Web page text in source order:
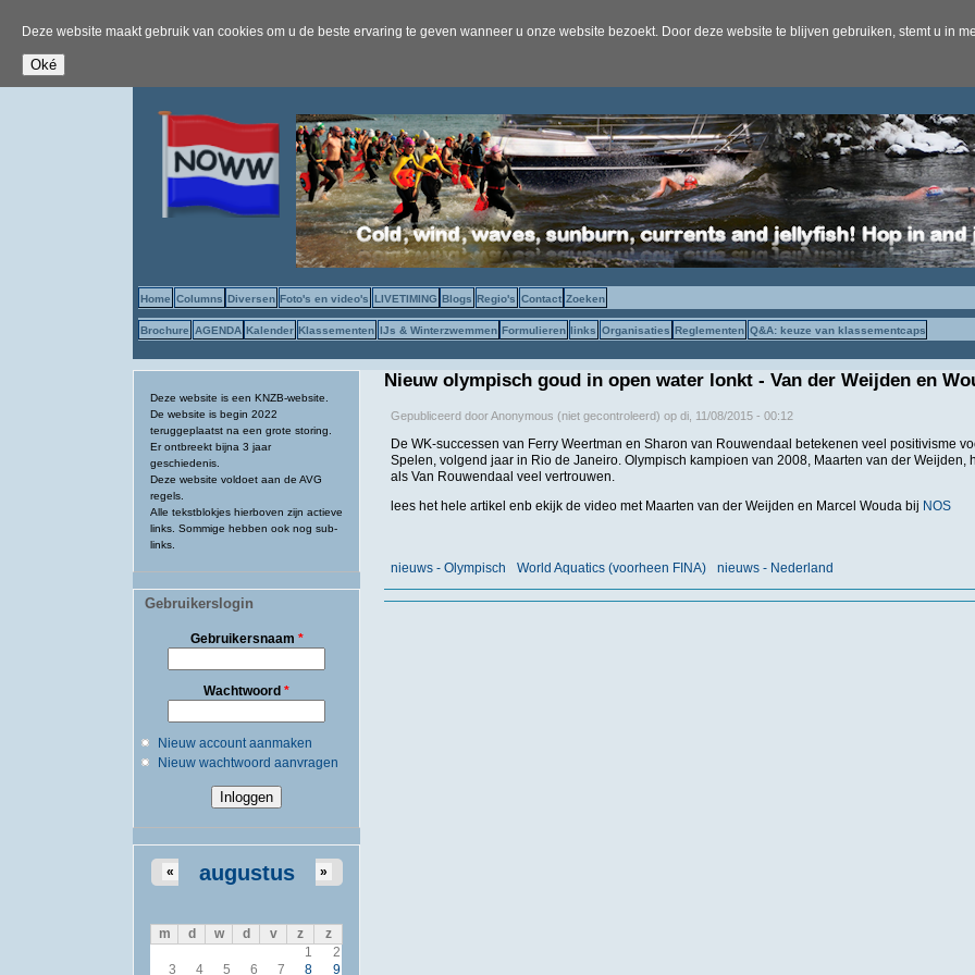
Deze website maakt gebruik van cookies om u de beste ervaring te geven wanneer u onze website bezoekt. Door deze website te blijven gebruiken, stemt u in
Home Columns Diversen Foto's en video's LIVETIMING Blogs Regio's Contact Zoeken
Brochure AGENDA Kalender Klassementen IJs & Winterzwemmen Formulieren links Organisaties Reglementen Q&A: keuze van klassementcaps
Deze website is een KNZB-website.
De website is begin 2022
teruggeplaatst na een grote storing.
Er ontbreekt bijna 3 jaar
geschiedenis.
Deze website voldoet aan de AVG
regels.
Alle tekstblokjes hierboven zijn actieve
links. Sommige hebben ook nog sub-
links.
Gebruikerslogin
Gebruikersnaam *
Wachtwoord *
Nieuw account aanmaken
Nieuw wachtwoord aanvragen
augustus
« »
m d w d v z
z
1
2
3
4 5 6 7 8
9
Nieuw olympisch goud in open water lonkt - Van der Weijden en
Gepubliceerd doorAnonymous (niet gecontroleerd) op di, 11/08/2015 - 00:12
De WK-successen van Ferry Weertman en Sharon van Rouwendaal betekenen veel positivisme
Spelen, volgend jaar in Rio de Janeiro. Olympisch kampioen van 2008, Maarten van der Weijden,
als Van Rouwendaal veel vertrouwen.
lees het hele artikel enb ekijk de video met Maarten van der Weijden en Marcel Wouda bij NOS
nieuws - Olympisch World Aquatics (voorheen FINA) nieuws - Nederland